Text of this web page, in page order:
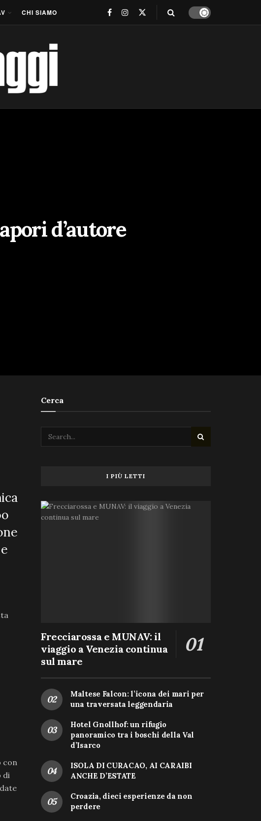
CHI SIAMO
d’autore
con
di
Cerca
I PIÙ LETTI
Frecciarossa e MUNAV: il
viaggio a Venezia continua
sul mare
Maltese Falcon: l’icona dei mari per
una traversata leggendaria
Hotel Gnollhof: un rifugio
panoramico tra i boschi della Val
d’Isarco
ISOLA DI CURACAO, AI CARAIBI
ANCHE D’ESTATE
Croazia, dieci esperienze da non
perdere